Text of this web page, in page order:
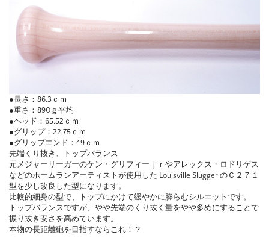
●長さ：86.3ｃｍ
●重さ：890ｇ平均
●ヘッド：65.52ｃｍ
●グリップ：22.75ｃｍ
●グリップエンド：49ｃｍ
先端くり抜き、トップバランス
元メジャーリーガーのケン・グリフィーｊｒやアレックス・ロドリゲス
などのホームランアーティストが使用した Louisville Slugger のＣ２７１
型を少し改良した型になります。
比較的細身の型で、トップにかけて緩やかに膨らむシルエットです。
トップバランスですが、やや先端のくり抜く量をやや多めにすることで
振り抜き安さを高めています。
本物の長距離砲を目指すならこれ！？